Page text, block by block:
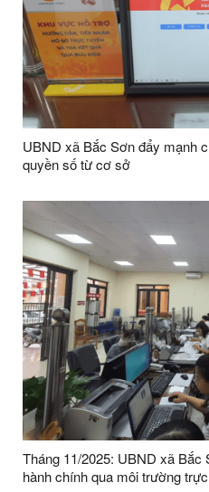
UBND xã Bắc Sơn đẩy mạnh
quyền số từ cơ sở
Tháng 11/2025: UBND xã
hành chính qua môi trường